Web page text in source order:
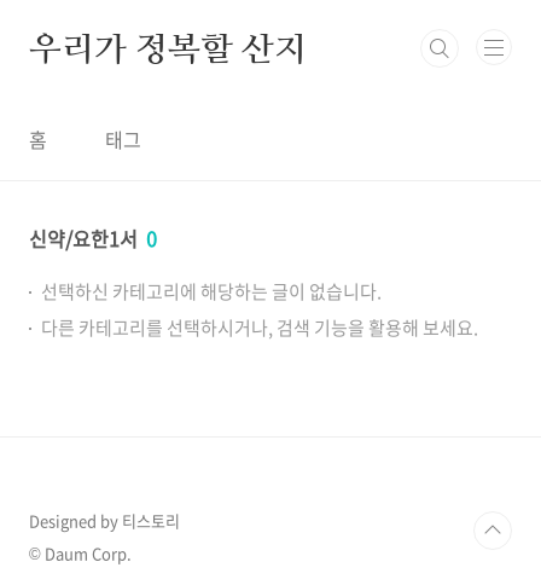
우리가 정복할 산지
홈 태그
신약/요한1서 0
선택하신 카테고리에 해당하는 글이 없습니다.
다른 카테고리를 선택하시거나, 검색 기능을 활용해 보세요.
Designed by 티스토리
© Daum Corp.